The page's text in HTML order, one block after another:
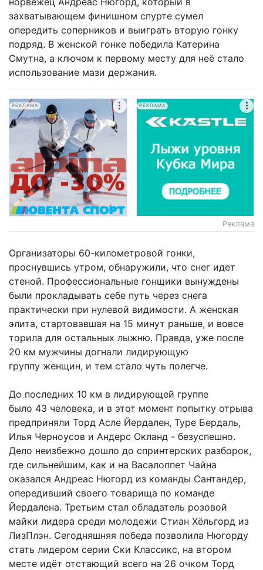
захватывающем финишном спурте сумел
опередить соперников и выиграть вторую гонку
подряд. В женской гонке победила Катерина
Смутна, а ключом к первому месту для неё стало
использование мази держания.
РЕКЛАМА РЕКЛАМА
Реклама
Организаторы 60-километровой гонки,
проснувшись утром, обнаружили, что снег идет
стеной. Профессиональные гонщики вынуждены
были прокладывать себе путь через снега
практически при нулевой видимости. А женская
элита, стартовавшая на 15 минут раньше, и вовсе
торила для остальных лыжню. Правда, уже после
20 км мужчины догнали лидирующую
группу женщин, и тем стало чуть полегче.
До последних 10 км в лидирующей группе
было 43 человека, и в этот момент попытку отрыва
предприняли Торд Асле Йердален, Туре Бердаль,
Илья Черноусов и Андерс Окланд - безуспешно.
Дело неизбежно дошло до спринтерских разборок,
где сильнейшим, как и на Васалоппет Чайна
оказался Андреас Нюгорд из команды Сантандер,
опередивший своего товарища по команде
Йердалена. Третьим стал обладатель розовой
майки лидера среди молодежи Стиан Хёльгорд из
ЛизПлэн. Сегодняшняя победа позволила Нюгорду
стать лидером серии Ски Классикс, на втором
месте идёт отстающий всего на 26 очком Торд